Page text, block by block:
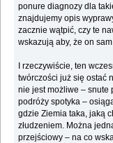
ponure diagnozy dla
znajdujemy opis
zacznie wątpić, czy te
wskazują aby, że on
I rzeczywiście, ten
twórczości już się ostać
nie jest możliwe – snute
podróży spotyka –
gdzie Ziemia taka, jaką
złudzeniem. Można
przejściowy – na co